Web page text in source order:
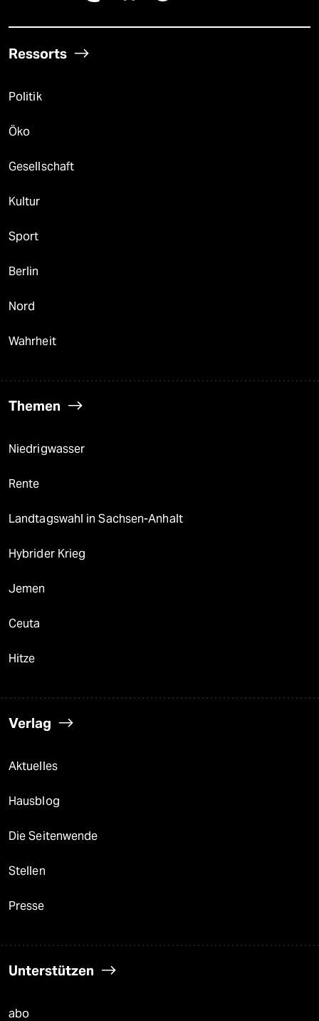
Ressorts
Politik
Öko
Gesellschaft
Kultur
Sport
Berlin
Nord
Wahrheit
Themen
Niedrigwasser
Rente
Landtagswahl in Sachsen-Anhalt
Hybrider Krieg
Jemen
Ceuta
Hitze
Verlag
Aktuelles
Hausblog
Die Seitenwende
Stellen
Presse
Unterstützen
abo